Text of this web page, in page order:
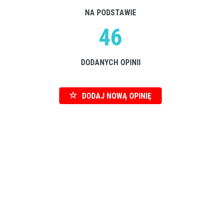
NA PODSTAWIE
46
DODANYCH OPINII
DODAJ NOWĄ OPINIĘ